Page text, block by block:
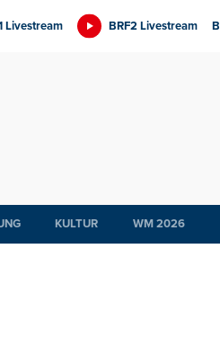
Livestream BRF2 Livestream
KULTUR WM 2026